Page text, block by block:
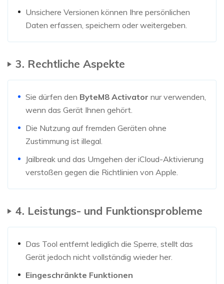
Unsichere Versionen können Ihre persönlichen
Daten erfassen, speichern oder weitergeben.
3. Rechtliche Aspekte
Sie dürfen den ByteM8 Activator nur verwenden,
wenn das Gerät Ihnen gehört.
Die Nutzung auf fremden Geräten ohne
Zustimmung ist illegal.
Jailbreak und das Umgehen der iCloud-Aktivierung
verstoßen gegen die Richtlinien von Apple.
4. Leistungs- und Funktionsprobleme
Das Tool entfernt lediglich die Sperre, stellt das
Gerät jedoch nicht vollständig wieder her.
Eingeschränkte Funktionen